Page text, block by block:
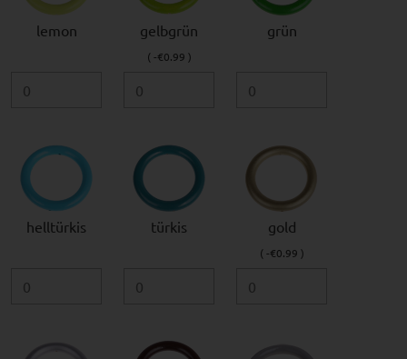
lemon gelbgrün
( -€0.99 )
grün
helltürkis türkis gold
( -€0.99 )